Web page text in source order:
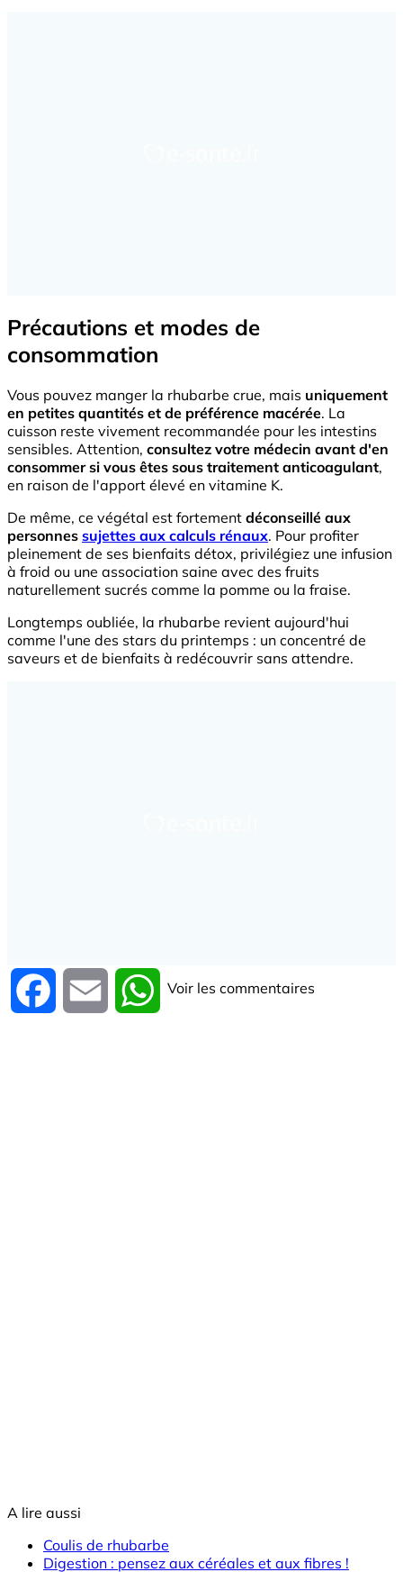
Précautions et modes de
consommation
Vous pouvez manger la rhubarbe crue, mais uniquement
en petites quantités et de préférence macérée. La
cuisson reste vivement recommandée pour les intestins
sensibles. Attention, consultez votre médecin avant d'en
consommer si vous êtes sous traitement anticoagulant,
en raison de l'apport élevé en vitamine K.
De même, ce végétal est fortement déconseillé aux
personnes sujettes aux calculs rénaux. Pour profiter
pleinement de ses bienfaits détox, privilégiez une infusion
à froid ou une association saine avec des fruits
naturellement sucrés comme la pomme ou la fraise.
Longtemps oubliée, la rhubarbe revient aujourd'hui
comme l'une des stars du printemps : un concentré de
saveurs et de bienfaits à redécouvrir sans attendre.
Facebook Email WhatsApp
Voir les commentaires
A lire aussi
Coulis de rhubarbe
Digestion : pensez aux céréales et aux fibres !